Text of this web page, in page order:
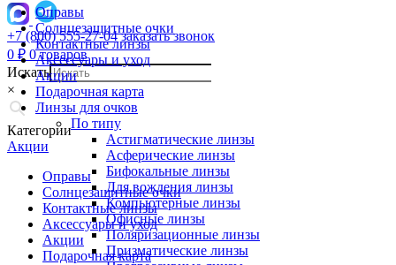
+7 (800) 555-27-04 заказать звонок
0 ₽ 0 товаров
Искать
×
Категории
Акции
Оправы
Солнцезащитные очки
Контактные линзы
Аксессуары и уход
Акции
Подарочная карта
Оправы
Солнцезащитные очки
Контактные линзы
Аксессуары и уход
Акции
Подарочная карта
Линзы для очков
По типу
Астигматические линзы
Асферические линзы
Бифокальные линзы
Для вождения линзы
Компьютерные линзы
Офисные линзы
Поляризационные линзы
Призматические линзы